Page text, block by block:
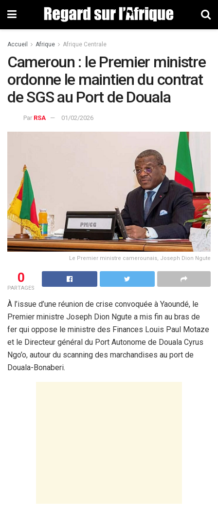
Accueil Afrique Afrique Centrale
Cameroun : le Premier ministre
ordonne le maintien du contrat
de SGS au Port de Douala
Par RSA 01/02/2026
Le Premier ministre camerounais, Joseph Dion Ngute
0
PARTAGES
À l’issue d’une réunion de crise convoquée à Yaoundé, le
Premier ministre Joseph Dion Ngute a mis fin au bras de
fer qui oppose le ministre des Finances Louis Paul Motaze
et le Directeur général du Port Autonome de Douala Cyrus
Ngo’o, autour du scanning des marchandises au port de
Douala-Bonaberi.